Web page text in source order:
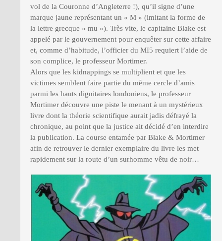
vol de la Couronne d’Angleterre !), qu’il signe d’une
marque jaune représentant un « M » (imitant la forme de
la lettre grecque « mu »). Très vite, le capitaine Blake est
appelé par le gouvernement pour enquêter sur cette affaire
et, comme d’habitude, l’officier du MI5 requiert l’aide de
son complice, le professeur Mortimer.
Alors que les kidnappings se multiplient et que les
victimes semblent faire partie du même cercle d’amis
parmi les hauts dignitaires londoniens, le professeur
Mortimer découvre une piste le menant à un mystérieux
livre dont la théorie scientifique aurait jadis défrayé la
chronique, au point que la justice ait décidé d’en interdire
la publication. La course entamée par Blake & Mortimer
afin de retrouver le dernier exemplaire du livre les met
rapidement sur la route d’un surhomme vêtu de noir…